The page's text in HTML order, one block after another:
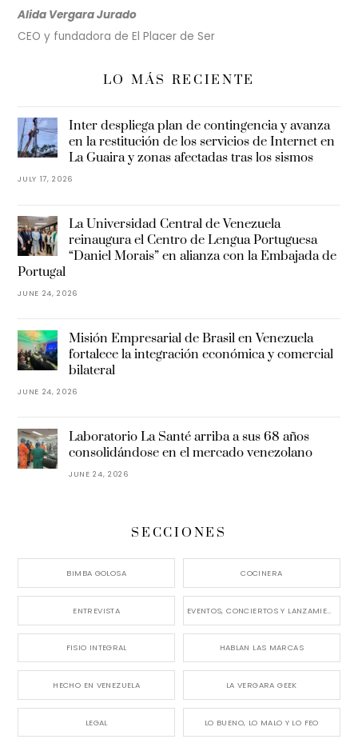
Alida Vergara Jurado
CEO y fundadora de El Placer de Ser
LO MÁS RECIENTE
Inter despliega plan de contingencia y avanza
en la restitución de los servicios de Internet en
La Guaira y zonas afectadas tras los sismos
JULY 17, 2026
La Universidad Central de Venezuela
reinaugura el Centro de Lengua Portuguesa
“Daniel Morais” en alianza con la Embajada de
Portugal
JUNE 24, 2026
Misión Empresarial de Brasil en Venezuela
fortalece la integración económica y comercial
bilateral
JUNE 24, 2026
Laboratorio La Santé arriba a sus 68 años
consolidándose en el mercado venezolano
JUNE 24, 2026
SECCIONES
BIMBA GOLOSA COCINERA
ENTREVISTA EVENTOS, CONCIERTOS Y LANZAMIENTOS
FISIO INTEGRAL HABLAN LAS MARCAS
HECHO EN VENEZUELA LA VERGARA GEEK
LEGAL LO BUENO, LO MALO Y LO FEO